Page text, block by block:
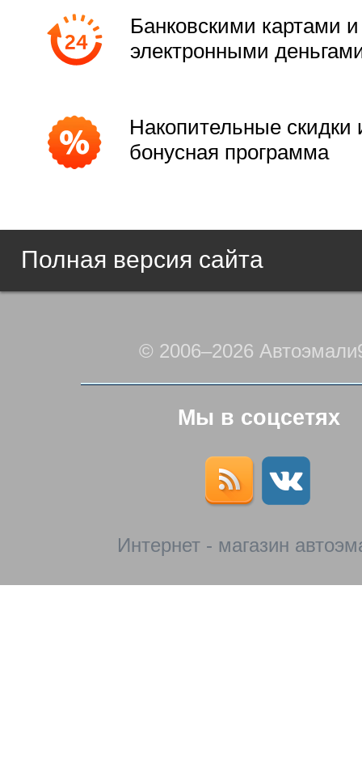
Банковскими картами и
электронными
Накопительные скидки
бонусная программа
Полная версия сайта
© 2006–2026
Мы в соцсетях
Интернет - магазин